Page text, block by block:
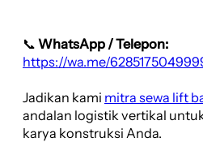
📞 WhatsApp / Telepon:
https://wa.me/
Jadikan kami mitra sewa lift
andalan logistik vertikal
karya konstruksi Anda.